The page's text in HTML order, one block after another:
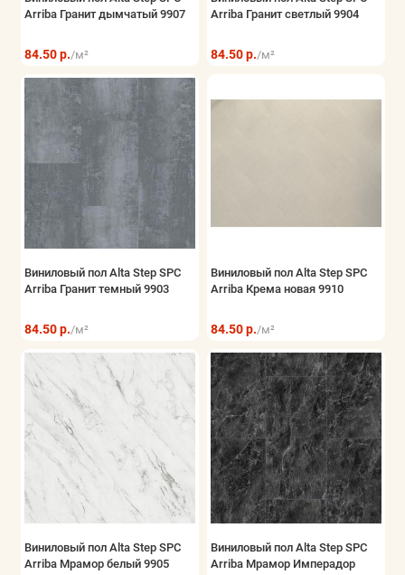
Показать все
Arriba Гранит дымчатый 9907
84.50 р./м²
Arriba Гранит светлый 9904
84.50 р./м²
Виниловый пол Alta Step SPC
Arriba Гранит темный 9903
84.50 р./м²
Виниловый пол Alta Step SPC
Arriba Крема новая 9910
84.50 р./м²
Виниловый пол Alta Step SPC
Arriba Мрамор белый 9905
Виниловый пол Alta Step SPC
Arriba Мрамор Имперадор